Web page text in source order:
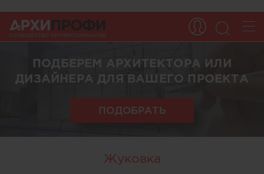
ПОДБЕРЕМ АРХИТЕКТОРА ИЛИ
ДИЗАЙНЕРА ДЛЯ ВАШЕГО ПРОЕКТА
ПОДОБРАТЬ
Жуковка